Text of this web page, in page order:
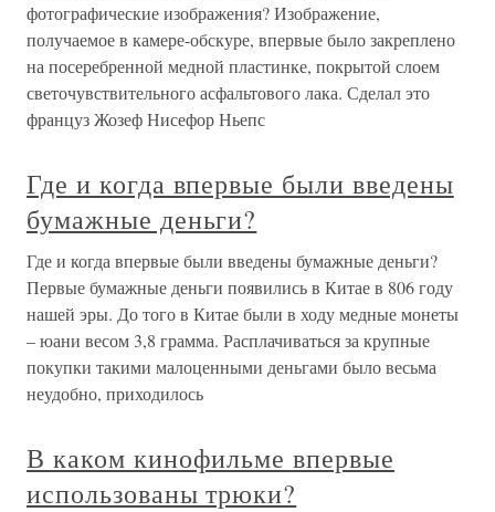
фотографические изображения? Изображение,
получаемое в камере-обскуре, впервые было закреплено
на посеребренной медной пластинке, покрытой слоем
светочувствительного асфальтового лака. Сделал это
француз Жозеф Нисефор Ньепс
Где и когда впервые были введены
бумажные деньги?
Где и когда впервые были введены бумажные деньги?
Первые бумажные деньги появились в Китае в 806 году
нашей эры. До того в Китае были в ходу медные монеты
– юани весом 3,8 грамма. Расплачиваться за крупные
покупки такими малоценными деньгами было весьма
неудобно, приходилось
В каком кинофильме впервые
использованы трюки?